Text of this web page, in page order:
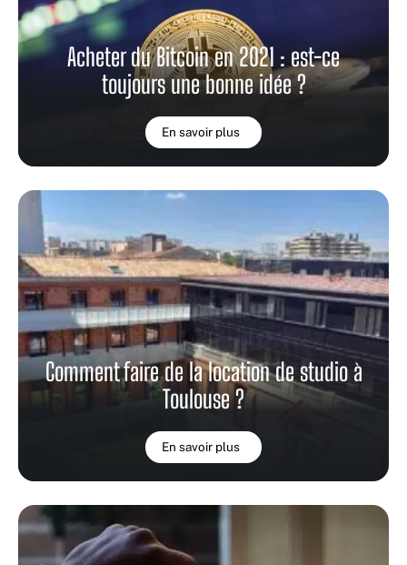
Acheter du Bitcoin en 2021 : est-ce
toujours une bonne idée ?
En savoir plus
Comment faire de la location de studio à
Toulouse ?
En savoir plus